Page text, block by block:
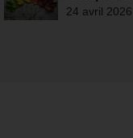
24 avril 2026